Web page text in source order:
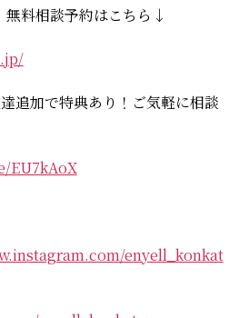
無料相談予約はこちら↓
追加で特典あり！ご気軽に相談
EU7kAoX
enyell_konkat